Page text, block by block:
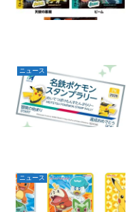
ニュース
ニュース